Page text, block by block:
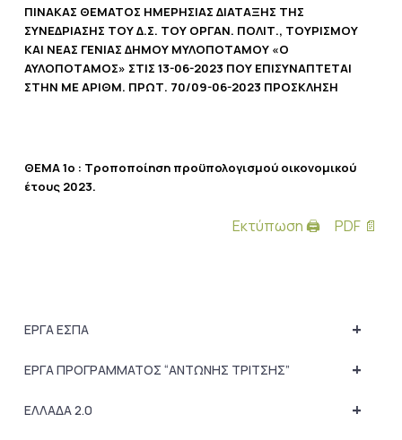
ΠΙΝΑΚΑΣ ΘΕΜΑΤΟΣ ΗΜΕΡΗΣΙΑΣ ΔΙΑΤΑΞΗΣ ΤΗΣ
ΣΥΝΕΔΡΙΑΣΗΣ ΤΟΥ Δ.Σ. ΤΟΥ ΟΡΓΑΝ. ΠΟΛΙΤ., ΤΟΥΡΙΣΜΟΥ
ΚΑΙ ΝΕΑΣ ΓΕΝΙΑΣ ΔΗΜΟΥ ΜΥΛΟΠΟΤΑΜΟΥ «Ο
ΑΥΛΟΠΟΤΑΜΟΣ» ΣΤΙΣ 13-06-2023 ΠΟΥ ΕΠΙΣΥΝΑΠΤΕΤΑΙ
ΣΤΗΝ ΜΕ ΑΡΙΘΜ. ΠΡΩΤ. 70/09-06-2023 ΠΡΟΣΚΛΗΣΗ
ΘΕΜΑ 1ο : Τροποποίηση προϋπολογισμού οικονομικού
έτους 2023.
Εκτύπωση 🖨 PDF 📄
+
ΕΡΓΑ ΕΣΠΑ
+
ΕΡΓΑ ΠΡΟΓΡΑΜΜΑΤΟΣ “ΑΝΤΩΝΗΣ ΤΡΙΤΣΗΣ”
+
ΕΛΛΑΔΑ 2.0